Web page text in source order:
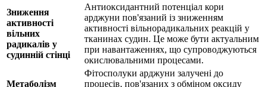
Зниження
активності
вільних
радикалів у
судинній стінці
Антиоксидантний потенціал кори
арджуни пов'язаний із зниженням
активності вільнорадикальних реакцій у
тканинах судин. Це може бути актуальним
при навантаженнях, що супроводжуються
окислювальними процесами.
Метаболізм
Фітосполуки арджуни залучені до
процесів, пов'язаних з обміном оксиду